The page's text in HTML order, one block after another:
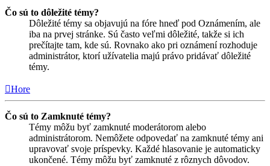
Čo sú to dôležité témy?
Dôležité témy sa objavujú na fóre hneď pod Oznámením, ale
iba na prvej stránke. Sú často veľmi dôležité, takže si ich
prečítajte tam, kde sú. Rovnako ako pri oznámení rozhoduje
administrátor, ktorí užívatelia majú právo pridávať dôležité
témy.
Hore
Čo sú to Zamknuté témy?
Témy môžu byť zamknuté moderátorom alebo
administrátorom. Nemôžete odpovedať na zamknuté témy ani
upravovať svoje príspevky. Každé hlasovanie je automaticky
ukončené. Témy môžu byť zamknuté z rôznych dôvodov.